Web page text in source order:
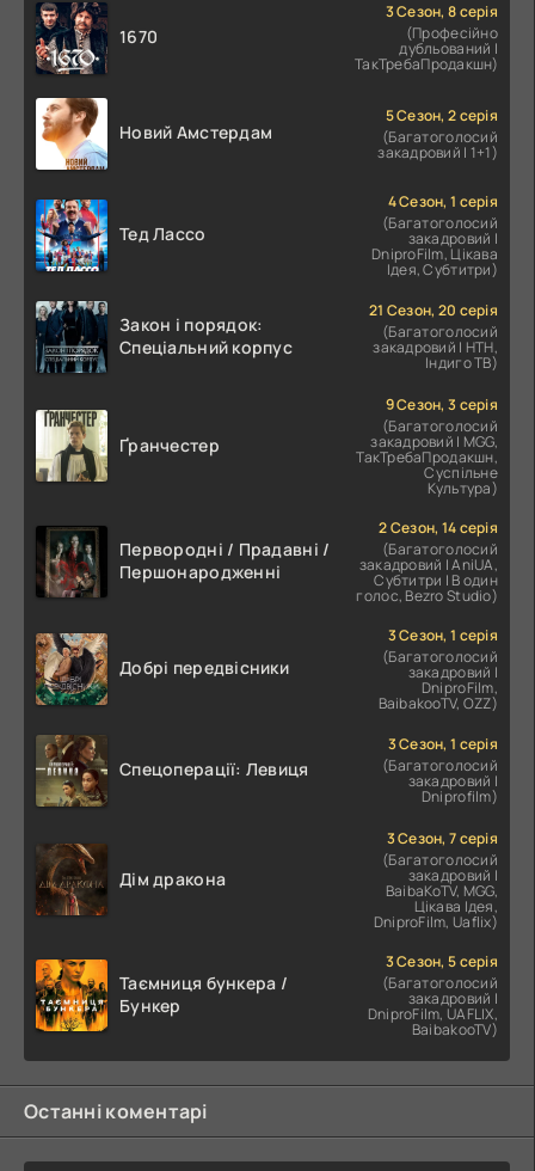
1670
3 Сезон, 8 серія
(Професійно
дубльований |
ТакТребаПродакшн)
Новий Амстердам
5 Сезон, 2 серія
(Багатоголосий
закадровий | 1+1)
Тед Лассо
4 Сезон, 1 серія
(Багатоголосий
закадровий |
DniproFilm, Цікава
Ідея, Субтитри)
Закон і порядок:
Спеціальний корпус
21 Сезон, 20 серія
(Багатоголосий
закадровий | НТН,
Індиго ТВ)
Ґранчестер
9 Сезон, 3 серія
(Багатоголосий
закадровий | MGG,
ТакТребаПродакшн,
Суспільне
Культура)
Первородні / Прадавні /
Першонародженні
2 Сезон, 14 серія
(Багатоголосий
закадровий | AniUA,
Субтитри | В один
голос, Bezro Studio)
Добрі передвісники
3 Сезон, 1 серія
(Багатоголосий
закадровий |
DniproFilm,
BaibakooTV, OZZ)
Спецоперації: Левиця
3 Сезон, 1 серія
(Багатоголосий
закадровий |
Dniprofilm)
Дім дракона
3 Сезон, 7 серія
(Багатоголосий
закадровий |
BaibaKoTV, MGG,
Цікава Ідея,
DniproFilm, Uaflix)
Таємниця бункера /
Бункер
3 Сезон, 5 серія
(Багатоголосий
закадровий |
DniproFilm, UAFLIX,
BaibakooTV)
Останні коментарі